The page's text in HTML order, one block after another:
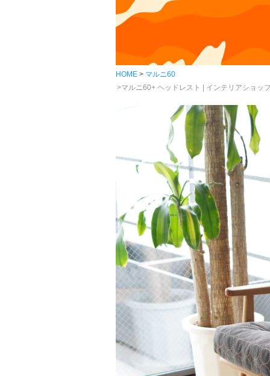
HOME
マルニ60
マルニ60+ ヘッドレスト | インテリアショッ